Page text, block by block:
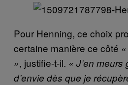
Pour Henning, ce choix
certaine manière ce côté
», justifie-t-il. « J’en
d’envie dès que je